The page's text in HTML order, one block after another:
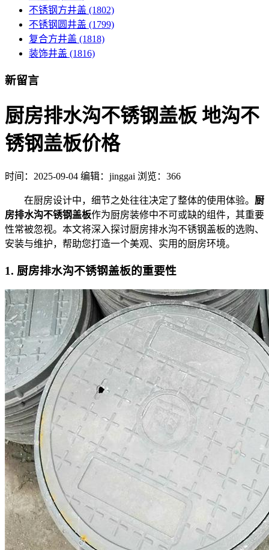
不锈钢方井盖 (1802)
不锈钢圆井盖 (1799)
复合方井盖 (1818)
装饰井盖 (1816)
新留言
厨房排水沟不锈钢盖板 地沟不
锈钢盖板价格
时间： 2025-09-04 编辑：jinggai 浏览：366
在厨房设计中，细节之处往往决定了整体的使用体验。 厨
房排水沟不锈钢盖板作为厨房装修中不可或缺的组件，其重要
性常被忽视。本文将深入探讨厨房排水沟不锈钢盖板的选购、
安装与维护，帮助您打造一个美观、实用的厨房环境。
1. 厨房排水沟不锈钢盖板的重要性